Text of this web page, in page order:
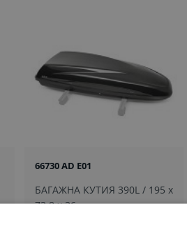
66730 AD E01
БАГАЖНА КУТИЯ 390L / 195 x
73.8 x 36